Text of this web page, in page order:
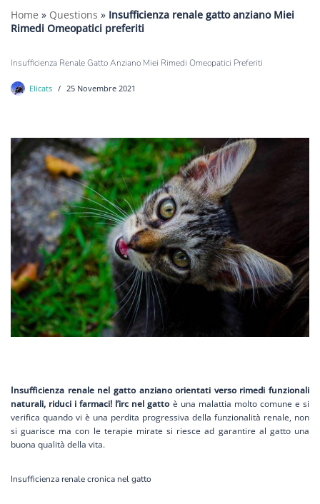
Home » Questions » Insufficienza renale gatto anziano Miei
Rimedi Omeopatici preferiti
Insufficienza Renale Gatto Anziano Miei Rimedi Omeopatici Preferiti
Elicats 25 Novembre 2021
Insufficienza renale nel gatto anziano orientati verso rimedi funzionali
naturali, riduci i farmaci! l’irc nel gatto è una malattia molto comune e si
verifica quando vi è una perdita progressiva della funzionalità renale, non
si guarisce ma con le terapie mirate si riesce ad garantire al gatto una
buona qualità della vita.
Insufficienza renale cronica nel gatto